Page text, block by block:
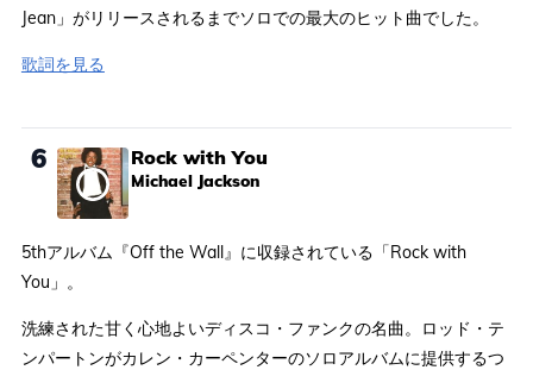
Jean」がリリースされるまでソロでの最大のヒット曲でした。
歌詞を見る
6 Rock with You
Michael Jackson
5thアルバム『Off the Wall』に収録されている「Rock with
You」。
洗練された甘く心地よいディスコ・ファンクの名曲。ロッド・テ
ンパートンがカレン・カーペンターのソロアルバムに提供するつ